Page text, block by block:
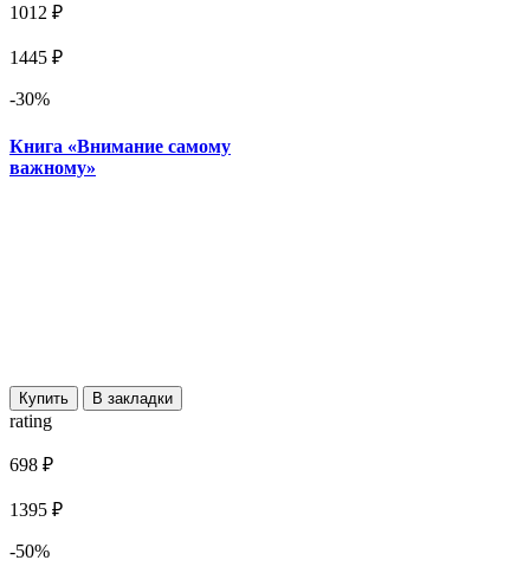
1012 ₽
1445 ₽
-30%
Книга «Внимание самому
важному»
Купить В закладки
rating
698 ₽
1395 ₽
-50%